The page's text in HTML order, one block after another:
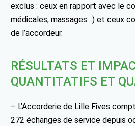
exclus : ceux en rapport avec le
médicales, massages…) et ceux
de l’accordeur.
RÉSULTATS ET
QUANTITATIFS ET
– L’Accorderie de Lille Fives
272 échanges de service depuis